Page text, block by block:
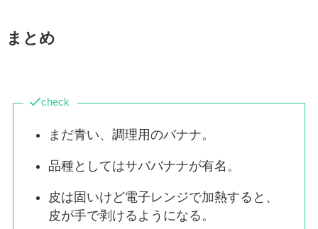
まとめ
check
まだ青い、調理用のバナナ。
品種としてはサババナナが有名。
皮は固いけど電子レンジで加熱すると、
皮が手で剥けるようになる。